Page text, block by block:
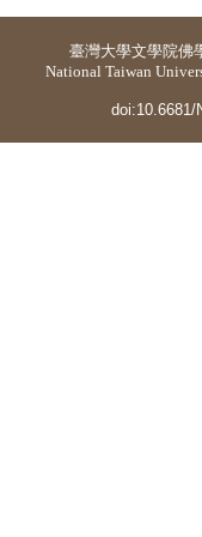
臺灣大學文學院佛
National Taiwan
doi:10.6681/